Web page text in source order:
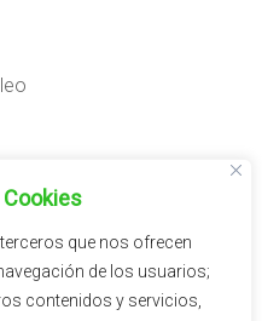
que nos ofrecen
de los usuarios;
contenidos y servicios,